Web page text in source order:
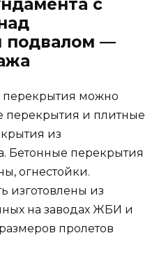
с
подвалом —
перекрытия можно
перекрытия и плитные
из
Бетонные перекрытия
огнестойки.
изготовлены из
на заводах ЖБИ и
пролетов